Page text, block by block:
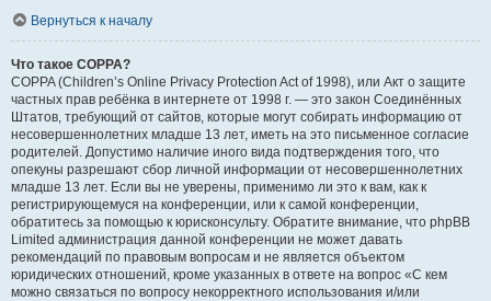
Вернуться к началу
Что такое COPPA?
COPPA (Children’s Online Privacy Protection Act of 1998), или Акт о защите
частных прав ребёнка в интернете от 1998 г. — это закон Соединённых
Штатов, требующий от сайтов, которые могут собирать информацию от
несовершеннолетних младше 13 лет, иметь на это письменное согласие
родителей. Допустимо наличие иного вида подтверждения того, что
опекуны разрешают сбор личной информации от несовершеннолетних
младше 13 лет. Если вы не уверены, применимо ли это к вам, как к
регистрирующемуся на конференции, или к самой конференции,
обратитесь за помощью к юрисконсульту. Обратите внимание, что phpBB
Limited администрация данной конференции не может давать
рекомендаций по правовым вопросам и не является объектом
юридических отношений, кроме указанных в ответе на вопрос «С кем
можно связаться по вопросу некорректного использования и/или